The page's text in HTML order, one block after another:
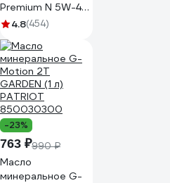
Premium N 5W-40
5л 253140424
4.8(454)
-23%
763 ₽990 ₽
Масло
минеральное G-